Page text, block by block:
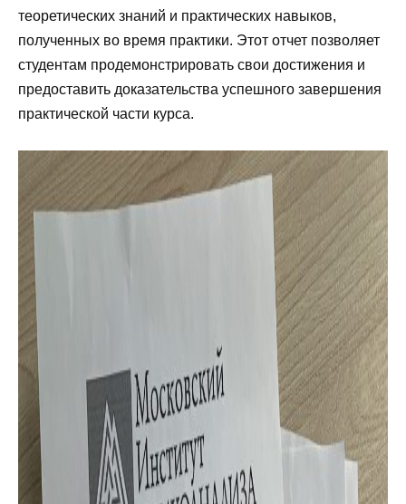
теоретических знаний и практических навыков,
полученных во время практики. Этот отчет позволяет
студентам продемонстрировать свои достижения и
предоставить доказательства успешного завершения
практической части курса.